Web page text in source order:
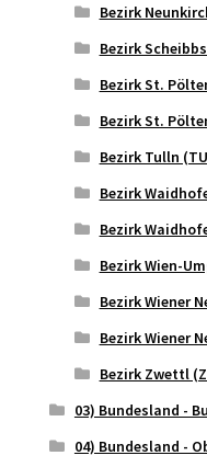
Bezirk
Bezirk
Bezirk St.
Bezirk St.
Bezirk Tulln
Bezirk
Bezirk
Bezirk Wien-
Bezirk Wiener
Bezirk Wiener
Bezirk Zwettl
03) Bundesland -
04) Bundesland -